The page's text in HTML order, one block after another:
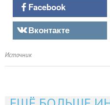
Facebook
Вконтакте
Источник